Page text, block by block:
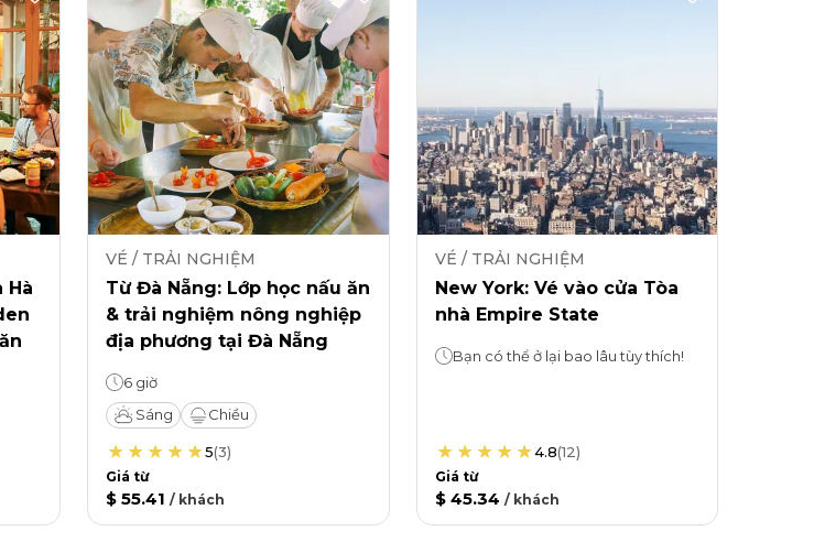
Hà
VÉ / TRẢI NGHIỆM
Từ Đà Nẵng: Lớp học nấu ăn
& trải nghiệm nông nghiệp
địa phương tại Đà Nẵng
6 giờ
Sáng
Chiều
5(3)
Giá từ
$ 55.41 / khách
VÉ / TRẢI NGHIỆM
New York: Vé vào cửa Tòa
nhà Empire State
Bạn có thể ở lại bao lâu tùy thích!
4.8(12)
Giá từ
$ 45.34 / khách